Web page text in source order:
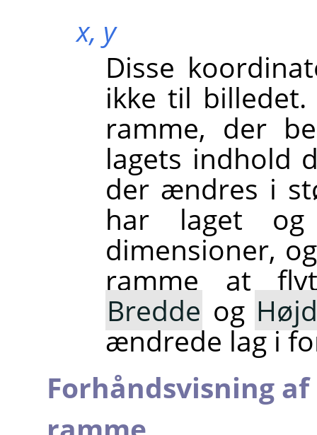
x, y
Disse
ikke til
ramme, der
lagets indhold
der ændres i
har laget og
dimensioner,
ramme at
Bredde og
ændrede lag i
Forhåndsvisning